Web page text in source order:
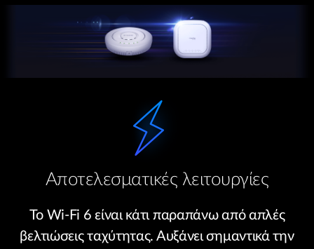
Αποτελεσματικές λειτουργίες
Το Wi-Fi 6 είναι κάτι παραπάνω από απλές
βελτιώσεις ταχύτητας. Αυξάνει σημαντικά την